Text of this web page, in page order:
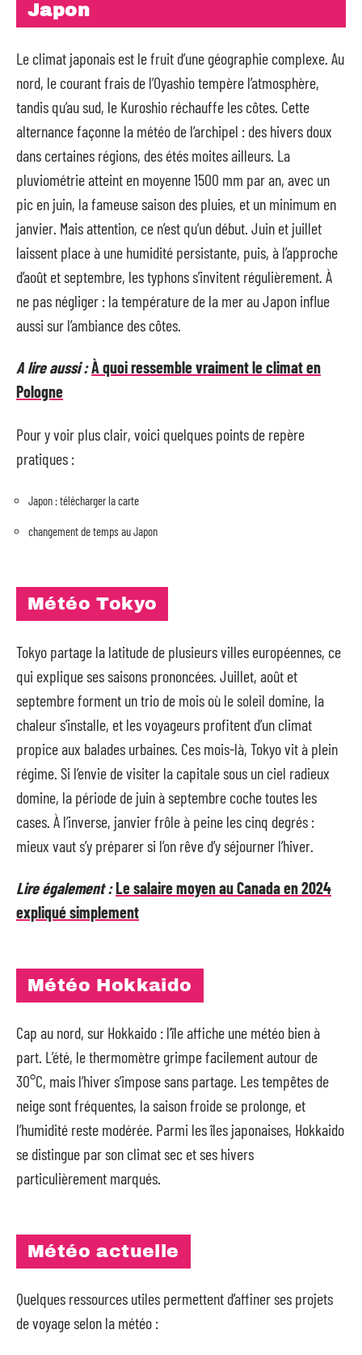
Japon
Le climat japonais est le fruit d’une géographie complexe. Au
nord, le courant frais de l’Oyashio tempère l’atmosphère,
tandis qu’au sud, le Kuroshio réchauffe les côtes. Cette
alternance façonne la météo de l’archipel : des hivers doux
dans certaines régions, des étés moites ailleurs. La
pluviométrie atteint en moyenne 1500 mm par an, avec un
pic en juin, la fameuse saison des pluies, et un minimum en
janvier. Mais attention, ce n’est qu’un début. Juin et juillet
laissent place à une humidité persistante, puis, à l’approche
d’août et septembre, les typhons s’invitent régulièrement. À
ne pas négliger : la température de la mer au Japon influe
aussi sur l’ambiance des côtes.
A lire aussi :À quoi ressemble vraiment le climat en
Pologne
Pour y voir plus clair, voici quelques points de repère
pratiques :
Japon : télécharger la carte
changement de temps au Japon
Météo Tokyo
Tokyo partage la latitude de plusieurs villes européennes, ce
qui explique ses saisons prononcées. Juillet, août et
septembre forment un trio de mois où le soleil domine, la
chaleur s’installe, et les voyageurs profitent d’un climat
propice aux balades urbaines. Ces mois-là, Tokyo vit à plein
régime. Si l’envie de visiter la capitale sous un ciel radieux
domine, la période de juin à septembre coche toutes les
cases. À l’inverse, janvier frôle à peine les cinq degrés :
mieux vaut s’y préparer si l’on rêve d’y séjourner l’hiver.
Lire également :Le salaire moyen au Canada en 2024
expliqué simplement
Météo Hokkaido
Cap au nord, sur Hokkaido : l’île affiche une météo bien à
part. L’été, le thermomètre grimpe facilement autour de
30°C, mais l’hiver s’impose sans partage. Les tempêtes de
neige sont fréquentes, la saison froide se prolonge, et
l’humidité reste modérée. Parmi les îles japonaises, Hokkaido
se distingue par son climat sec et ses hivers
particulièrement marqués.
Météo actuelle
Quelques ressources utiles permettent d’affiner ses projets
de voyage selon la météo :